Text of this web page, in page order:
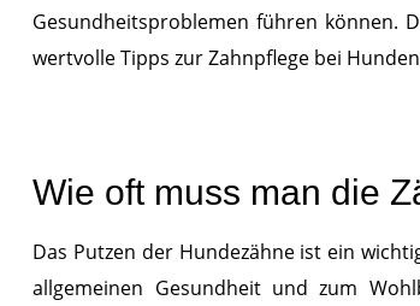
Gesundheitsproblemen führen können.
wertvolle Tipps zur Zahnpflege bei
Wie oft muss man die
Das Putzen der Hundezähne ist ein
allgemeinen Gesundheit und zum